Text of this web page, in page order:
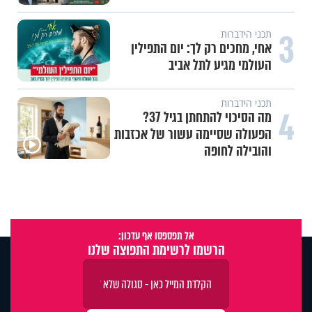
3 תכני הידברות
אחי, מחכים רק לך: יום התפילין
העולמי מגיע לתל אביב
4 תכני הידברות
מה הסיכוי להתחתן בגיל 37?
הפעולה שסיימה עשור של אכזבות
והובילה לחופה
אל תפספסו אף עדכון:
הרשמו לרשימת התפוצה שלנו